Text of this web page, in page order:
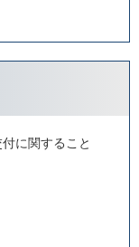
に関すること